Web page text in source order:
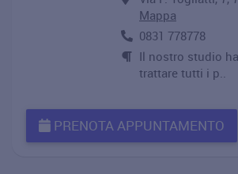
Mappa
0831 778778
Il nostro studio
trattare tutti i p..
PRENOTA APPUNTAMENTO